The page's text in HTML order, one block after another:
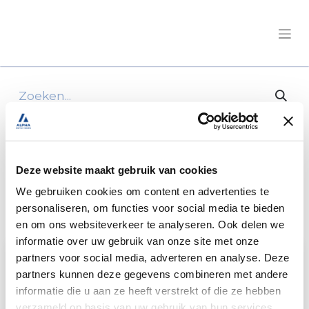
Deze website maakt gebruik van cookies
We gebruiken cookies om content en advertenties te
personaliseren, om functies voor social media te bieden
en om ons websiteverkeer te analyseren. Ook delen we
informatie over uw gebruik van onze site met onze
partners voor social media, adverteren en analyse. Deze
partners kunnen deze gegevens combineren met andere
informatie die u aan ze heeft verstrekt of die ze hebben
Digitaal Magazine
15 Artikelen
Reizen ×